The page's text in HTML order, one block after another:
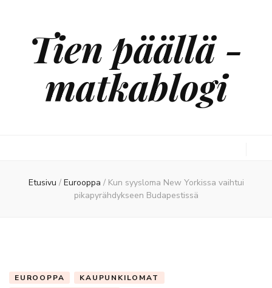
Tien päällä -
matkablogi
Etusivu / Eurooppa / Kun syysloma New Yorkissa vaihtui
pikapyrähdykseen Budapestissä
EUROOPPA
KAUPUNKILOMAT